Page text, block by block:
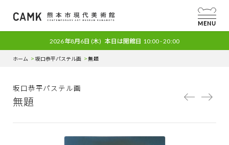
MENU
2026年8月6日 (木) 本日は開館日 10:00 - 20:00
ホーム 坂口恭平パステル画 無題
坂口恭平パステル画
無題